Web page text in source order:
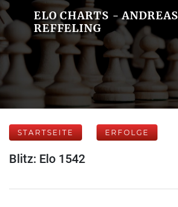
ELO CHARTS - ANDREAS
REFFELING
STARTSEITE ERFOLGE
Blitz: Elo 1542